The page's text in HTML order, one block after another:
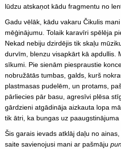
lūdzu atskaņot kādu fragmentu no
Gadu vēlāk, kādu vakaru Čikulis
mēģinājumu. Tolaik karavīri spēlēja
Nekad nebiju dzirdējis tik skaļu
durvīm, blenzu visapkārt kā apdullis.
sīkumi. Pie sienām piespraustie
nobružātās tumbas, galds, kurš
plastmasas pudelēm, un protams,
pārliecies pār basu, agresīvi plēsa
gārdzieni atgādināja aizkauta lopa
tik ātri, ka bungas uz paaugstinājuma
Šis garais ievads atklāj daļu no
saite savienojusi mani ar pašmāju